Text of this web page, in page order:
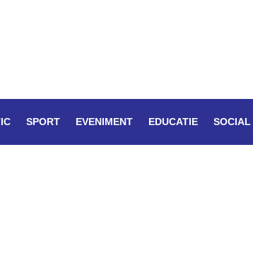
SPORT EVENIMENT EDUCATIE SOCIAL